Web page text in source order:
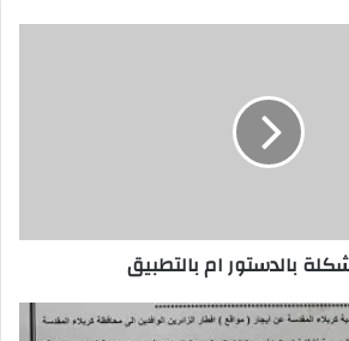
بالدستور ام بالتطبيق